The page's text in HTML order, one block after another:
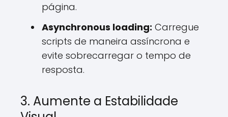
página.
Asynchronous loading: Carregue
scripts de maneira assíncrona e
evite sobrecarregar o tempo de
resposta.
3. Aumente a Estabilidade